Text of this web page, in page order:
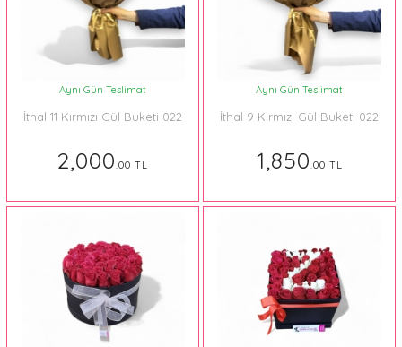
Aynı Gün Teslimat
İthal 11 Kırmızı Gül Buketi 022
2,000.00 TL
Aynı Gün Teslimat
İthal 9 Kırmızı Gül Buketi 022
1,850.00 TL